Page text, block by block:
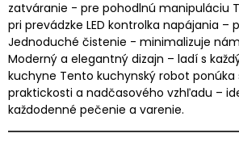
zatváranie - pre pohodlnú manipuláciu
pri prevádzke LED kontrolka napájania –
Jednoduché čistenie - minimalizuje
Moderný a elegantný dizajn – ladí s
kuchyne Tento kuchynský robot ponúka
praktickosti a nadčasového vzhľadu –
každodenné pečenie a varenie.